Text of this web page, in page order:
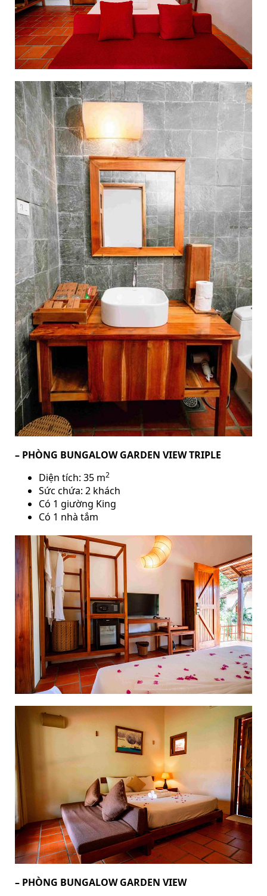
– PHÒNG BUNGALOW GARDEN VIEW TRIPLE
Diện tích: 35 m2
Sức chứa: 2 khách
Có 1 giường King
Có 1 nhà tắm
– PHÒNG BUNGALOW GARDEN VIEW